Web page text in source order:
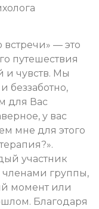
встречи» — это
путешествия
и чувств. Мы
беззаботно,
для Вас
у вас
мне для этого
участник
членами группы,
момент или
Благодаря